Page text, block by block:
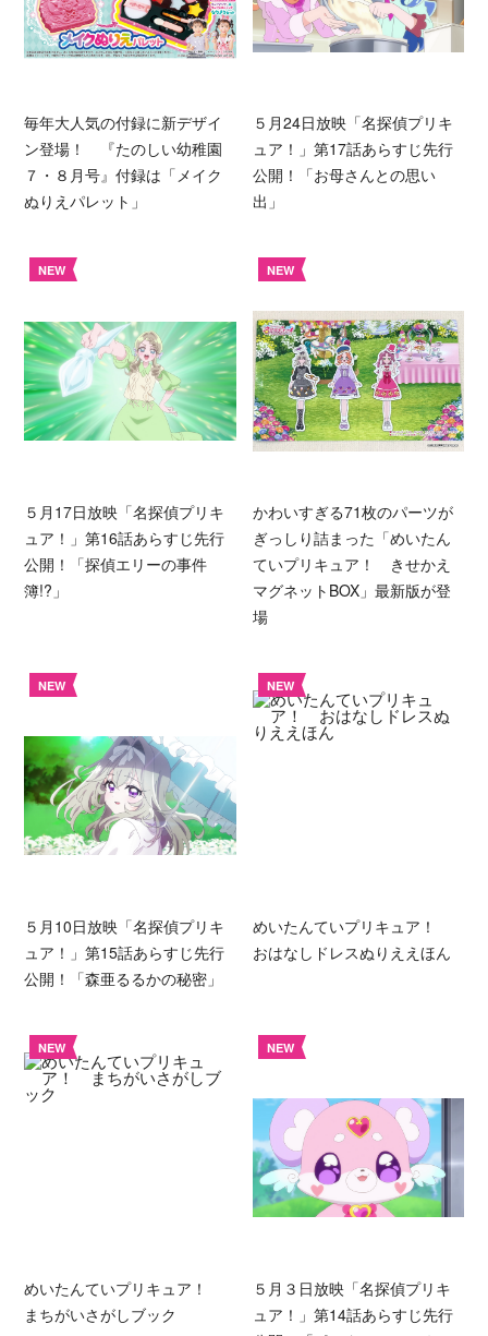
毎年大人気の付録に新デザイ
ン登場！ 『たのしい幼稚園
７・８月号』付録は「メイク
ぬりえパレット」
５月24日放映「名探偵プリキ
ュア！」第17話あらすじ先行
公開！「お母さんとの思い
出」
NEW
５月17日放映「名探偵プリキ
ュア！」第16話あらすじ先行
公開！「探偵エリーの事件
簿!?」
NEW
かわいすぎる71枚のパーツが
ぎっしり詰まった「めいたん
ていプリキュア！ きせかえ
マグネットBOX」最新版が登
場
NEW
５月10日放映「名探偵プリキ
ュア！」第15話あらすじ先行
公開！「森亜るるかの秘密」
NEW
めいたんていプリキュア！
おはなしドレスぬりええほん
NEW
めいたんていプリキュア！
まちがいさがしブック
NEW
５月３日放映「名探偵プリキ
ュア！」第14話あらすじ先行